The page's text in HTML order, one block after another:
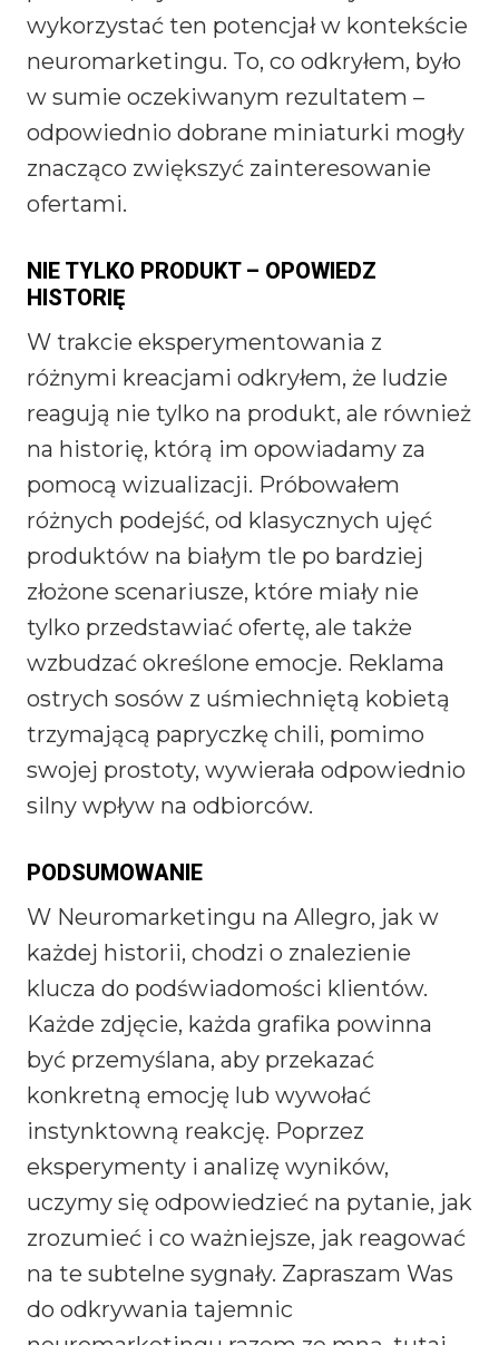
wykorzystać ten potencjał w kontekście
neuromarketingu. To, co odkryłem, było
w sumie oczekiwanym rezultatem –
odpowiednio dobrane miniaturki mogły
znacząco zwiększyć zainteresowanie
ofertami.
NIE TYLKO PRODUKT – OPOWIEDZ
HISTORIĘ
W trakcie eksperymentowania z
różnymi kreacjami odkryłem, że ludzie
reagują nie tylko na produkt, ale również
na historię, którą im opowiadamy za
pomocą wizualizacji. Próbowałem
różnych podejść, od klasycznych ujęć
produktów na białym tle po bardziej
złożone scenariusze, które miały nie
tylko przedstawiać ofertę, ale także
wzbudzać określone emocje. Reklama
ostrych sosów z uśmiechniętą kobietą
trzymającą papryczkę chili, pomimo
swojej prostoty, wywierała odpowiednio
silny wpływ na odbiorców.
PODSUMOWANIE
W Neuromarketingu na Allegro, jak w
każdej historii, chodzi o znalezienie
klucza do podświadomości klientów.
Każde zdjęcie, każda grafika powinna
być przemyślana, aby przekazać
konkretną emocję lub wywołać
instynktowną reakcję. Poprzez
eksperymenty i analizę wyników,
uczymy się odpowiedzieć na pytanie, jak
zrozumieć i co ważniejsze, jak reagować
na te subtelne sygnały. Zapraszam Was
do odkrywania tajemnic